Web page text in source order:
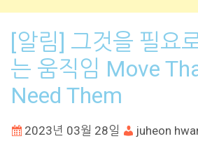
[알림] 그것을 필요
는 움직임 Move
Need Them
2023년 03월 28일 juheon